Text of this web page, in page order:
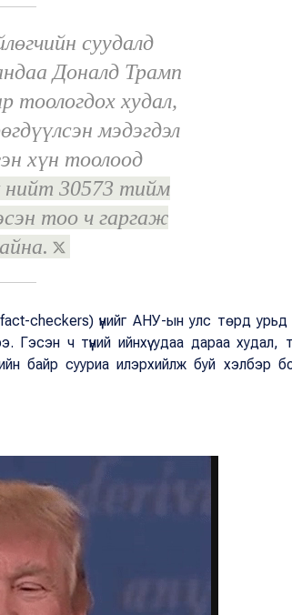
суудалд
Доналд Трамп
тоологдох худал,
мэдэгдэл
хүн тоолоод
нийт 30573 тийм
тоо ч гаргаж
checkers) үүнийг АНУ-ын улс төрд
Гэсэн ч түүний ийнхүү удаа дараа худал,
байр сууриа илэрхийлж буй хэлбэр